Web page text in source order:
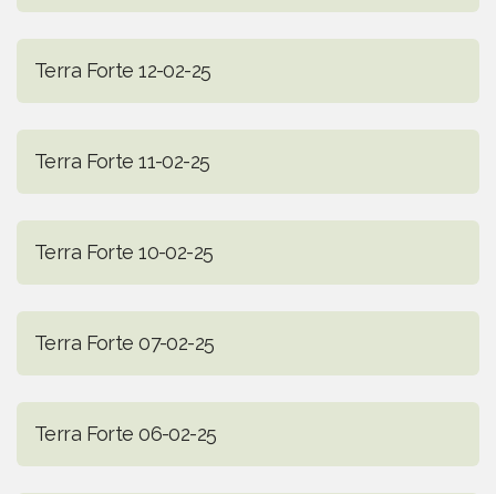
Terra Forte 12-02-25
Terra Forte 11-02-25
Terra Forte 10-02-25
Terra Forte 07-02-25
Terra Forte 06-02-25